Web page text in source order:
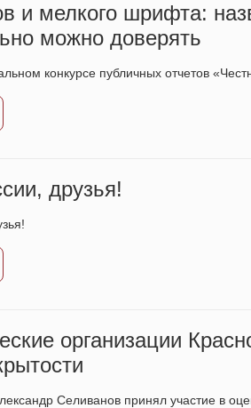
и мелкого шрифта:
можно доверять
конкурсе публичных отчетов
друзья!
организации
Селиванов принял участие в